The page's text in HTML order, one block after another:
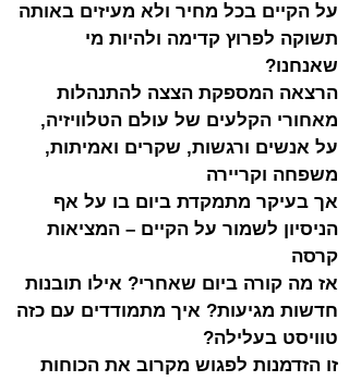
על הקיים בכל מחיר ולא מעיזים באותה
תשוקה לפרוץ קדימה ולהיות מי
שאנחנו?
הרצאה המספקת הצצה להתנהלות
מאחורי הקלעים של עולם הטלוויזיה,
על אנשים ורגשות, שקרים ואמיתות,
משפחה וקריירה
אך בעיקר מתמקדת ביום בו על אף
הניסיון לשמור על הקיים – המציאות
קרסה
אז מה קורה ביום שאחרי? אילו תובנות
חדשות מגיעות? איך מתמודדים עם כזה
טוויסט בעלילה?
זו הזדמנות לפגוש מקרוב את הכוחות